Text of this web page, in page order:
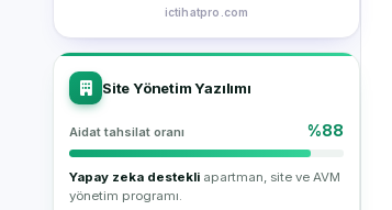
ictihatpro.com
Site Yönetim Yazılımı
Aidat tahsilat oranı %88
Yapay zeka destekli apartman, site ve AVM
yönetim programı.